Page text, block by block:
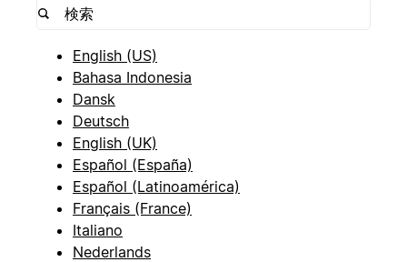
English (US)
Bahasa Indonesia
Dansk
Deutsch
English (UK)
Español (España)
Español (Latinoamérica)
Français (France)
Italiano
Nederlands